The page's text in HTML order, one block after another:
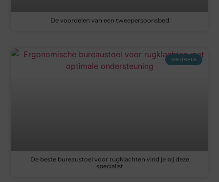
De voordelen van een tweepersoonsbed
MEUBELS
De beste bureaustoel voor rugklachten vind je bij deze
specialist